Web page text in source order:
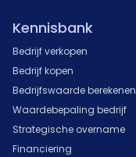
Kennisbank
Bedrijf verkopen
Bedrijf kopen
Bedrijfswaarde berekenen
Waardebepaling bedrijf
Strategische overname
Financiering